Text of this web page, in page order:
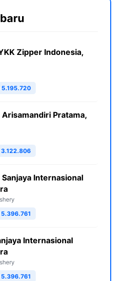
Zipper Indonesia,
5.195.720
Pratama,
3.122.806
Internasional
5.396.761
Internasional
5.396.761